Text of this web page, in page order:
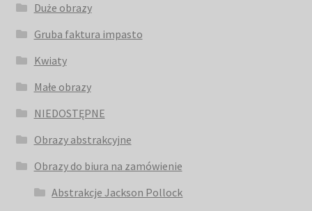
Duże obrazy
Gruba faktura impasto
Kwiaty
Małe obrazy
NIEDOSTĘPNE
Obrazy abstrakcyjne
Obrazy do biura na zamówienie
Abstrakcje Jackson Pollock